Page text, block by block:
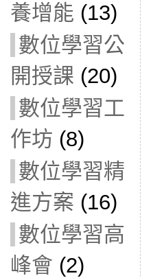
養增能 (13)
數位學習公
開授課 (20)
數位學習工
作坊 (8)
數位學習精
進方案 (16)
數位學習高
峰會 (2)